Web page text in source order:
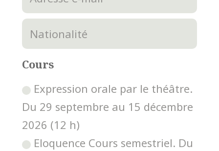
Cours
Expression orale par le théâtre.
Du 29 septembre au 15 décembre
2026 (12 h)
Eloquence Cours semestriel. Du